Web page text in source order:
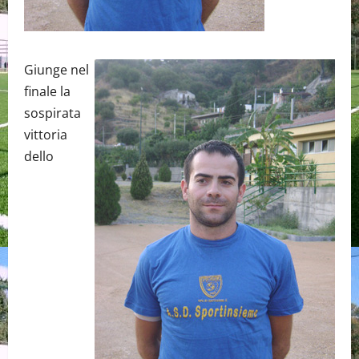
Giunge nel
finale la
sospirata
vittoria
dello